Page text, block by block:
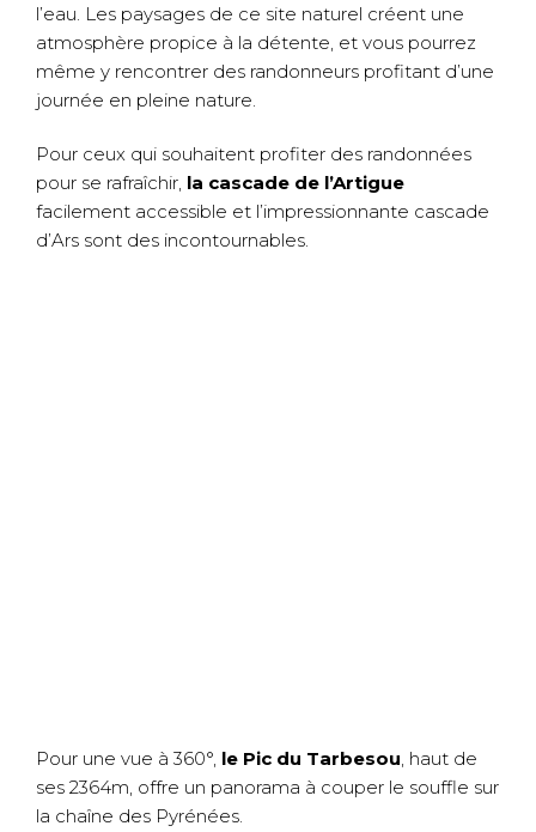
l’eau. Les paysages de ce site naturel créent une
atmosphère propice à la détente, et vous pourrez
même y rencontrer des randonneurs profitant d’une
journée en pleine nature.
Pour ceux qui souhaitent profiter des randonnées
pour se rafraîchir, la cascade de l’Artigue
facilement accessible et l’impressionnante cascade
d’Ars sont des incontournables.
Pour une vue à 360°, le Pic du Tarbesou, haut de
ses 2364m, offre un panorama à couper le souffle sur
la chaîne des Pyrénées.